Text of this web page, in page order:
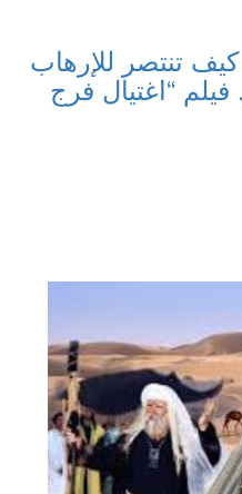
تنتصر للإرهاب
“اغتيال فرج